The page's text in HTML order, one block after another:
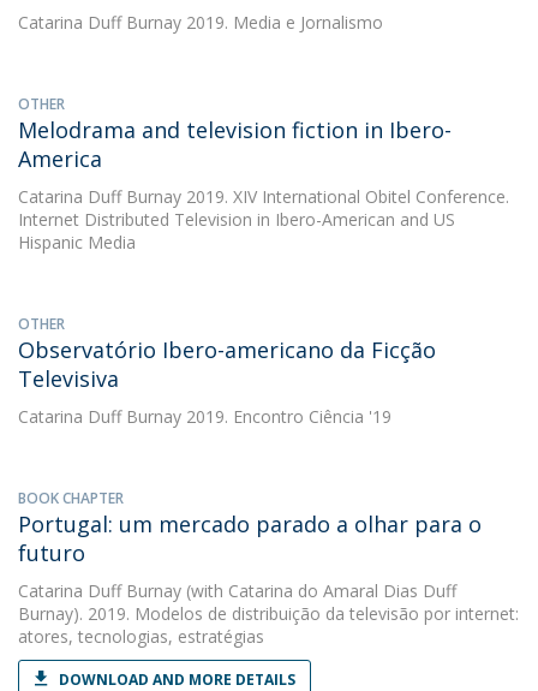
Catarina Duff Burnay 2019. Media e Jornalismo
OTHER
Melodrama and television fiction in Ibero-
America
Catarina Duff Burnay 2019. XIV International Obitel Conference.
Internet Distributed Television in Ibero-American and US
Hispanic Media
OTHER
Observatório Ibero-americano da Ficção
Televisiva
Catarina Duff Burnay 2019. Encontro Ciência '19
BOOK CHAPTER
Portugal: um mercado parado a olhar para o
futuro
Catarina Duff Burnay (with Catarina do Amaral Dias Duff
Burnay). 2019. Modelos de distribuição da televisão por internet:
atores, tecnologias, estratégias
DOWNLOAD AND MORE DETAILS